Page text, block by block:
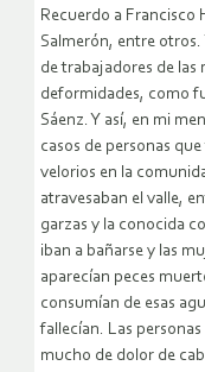
Recuerdo a Francisco
Salmerón, entre otros.
de trabajadores de las
deformidades, como
Sáenz. Y así, en mi
casos de personas
velorios en la
atravesaban el valle,
garzas y la conocida
iban a bañarse y las
aparecían peces
consumían de esas
fallecían. Las
mucho de dolor de